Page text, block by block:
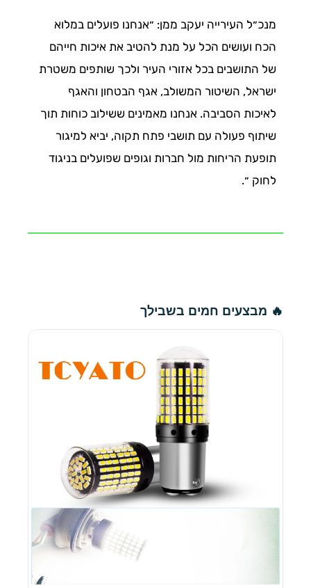
מנכ״ל העירייה יעקב ממן: ״אנחנו פועלים במלוא
הכח ועושים הכל על מנת להטיב את איכות חייהם
של התושבים בכל אזורי העיר ולכך שותפים משטרת
ישראל, השיטור המשולב, אגף הבטחון והאגף
לאיכות הסביבה. אנחנו מאמינים ששילוב כוחות תוך
שיתוף פעולה עם תושבי פתח תקוה, יביא למיגור
תופעת הריחות מול חברות וגופים שפועלים בניגוד
לחוק ״.
🔥 מבצעים חמים בשבילך